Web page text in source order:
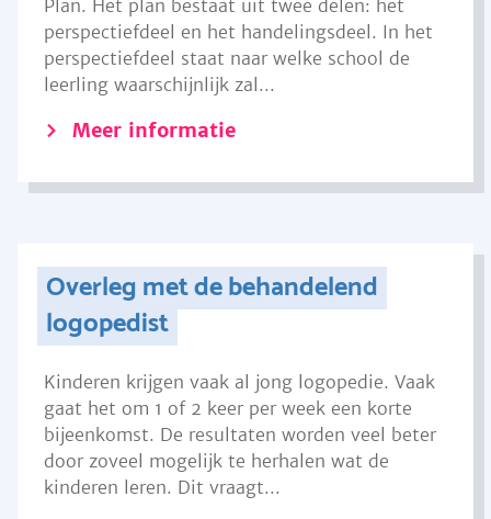
Plan. Het plan bestaat uit twee delen: het
perspectiefdeel en het handelingsdeel. In het
perspectiefdeel staat naar welke school de
leerling waarschijnlijk zal...
Meer informatie
Overleg met de behandelend
logopedist
Kinderen krijgen vaak al jong logopedie. Vaak
gaat het om 1 of 2 keer per week een korte
bijeenkomst. De resultaten worden veel beter
door zoveel mogelijk te herhalen wat de
kinderen leren. Dit vraagt...